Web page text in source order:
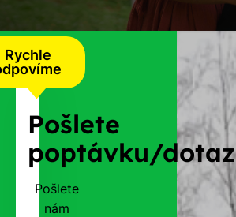
Rychle
Pošlete
poptávku/dotaz
Pošlete
nám